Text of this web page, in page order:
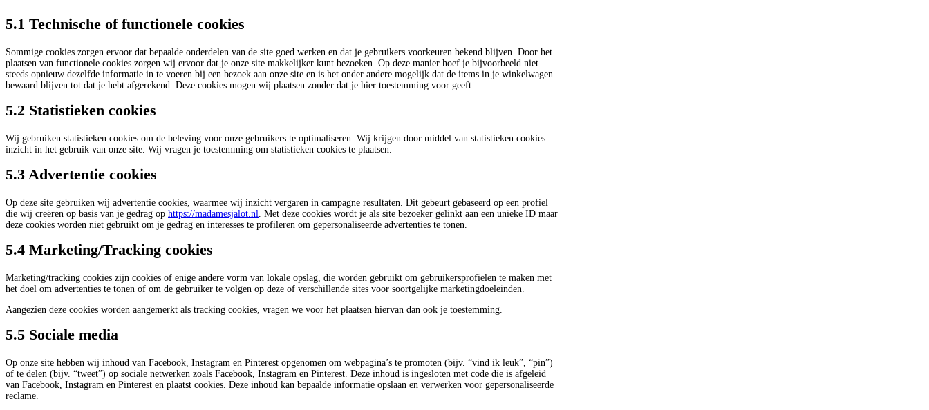
5.1 Technische of functionele cookies
Sommige cookies zorgen ervoor dat bepaalde onderdelen van de site goed werken en dat je gebruikers voorkeuren bekend blijven. Door het
plaatsen van functionele cookies zorgen wij ervoor dat je onze site makkelijker kunt bezoeken. Op deze manier hoef je bijvoorbeeld niet
steeds opnieuw dezelfde informatie in te voeren bij een bezoek aan onze site en is het onder andere mogelijk dat de items in je winkelwagen
bewaard blijven tot dat je hebt afgerekend. Deze cookies mogen wij plaatsen zonder dat je hier toestemming voor geeft.
5.2 Statistieken cookies
Wij gebruiken statistieken cookies om de beleving voor onze gebruikers te optimaliseren. Wij krijgen door middel van statistieken cookies
inzicht in het gebruik van onze site. Wij vragen je toestemming om statistieken cookies te plaatsen.
5.3 Advertentie cookies
Op deze site gebruiken wij advertentie cookies, waarmee wij inzicht vergaren in campagne resultaten. Dit gebeurt gebaseerd op een profiel
die wij creëren op basis van je gedrag op https://madamesjalot.nl
. Met deze cookies wordt je als site bezoeker gelinkt aan een unieke ID maar
deze cookies worden niet gebruikt om je gedrag en interesses te profileren om gepersonaliseerde advertenties te tonen.
5.4 Marketing/Tracking cookies
Marketing/tracking cookies zijn cookies of enige andere vorm van lokale opslag, die worden gebruikt om gebruikersprofielen te maken met
het doel om advertenties te tonen of om de gebruiker te volgen op deze of verschillende sites voor soortgelijke marketingdoeleinden.
Aangezien deze cookies worden aangemerkt als tracking cookies, vragen we voor het plaatsen hiervan dan ook je toestemming.
5.5 Sociale media
Op onze site hebben wij inhoud van Facebook, Instagram en Pinterest opgenomen om webpagina’s te promoten (bijv. “vind ik leuk”, “pin”)
of te delen (bijv. “tweet”) op sociale netwerken zoals Facebook, Instagram en Pinterest. Deze inhoud is ingesloten met code die is afgeleid
van Facebook, Instagram en Pinterest en plaatst cookies. Deze inhoud kan bepaalde informatie opslaan en verwerken voor gepersonaliseerde
reclame.